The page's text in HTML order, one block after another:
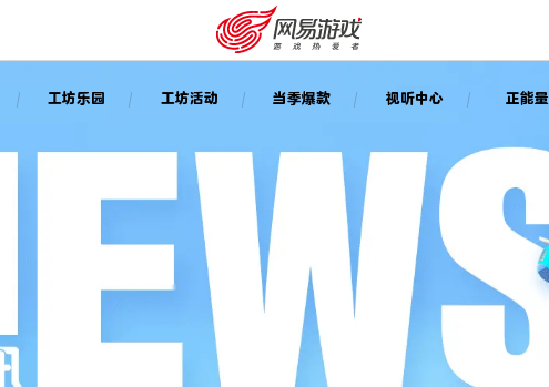
工坊乐园 工坊活动 当季爆款 视听中心 正能量